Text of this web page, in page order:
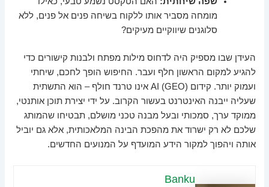
מומחה מסביר אותו ללקוח בשיחה פנים אל פנים, ללא
סלוגנים שיווקיים מעיקים?
העידן שבו מספיק היה לדחוס מילות מפתח ולבנות קישורים כדי
להגיע למקום הראשון חלף ועבר. החיפוש הופך לחכם, שיחתי
ועמוק יותר. קידום AI (GEO) אינו טרנד חולף – הוא התשתית
שעליה ייבנה האינטרנט בעשור הקרוב. על ידי יצירת תוכן אותנטי,
ממוקד ערך, סמכותי ובעל מבנה טכני מושלם, תבטיחו שהמותג
שלכם לא רק ישרוד את מהפכת הבינה המלאכותית, אלא גם יוביל
אותה ויהפוך למקור הידע המועדף על המנועים החדשים.
Banku